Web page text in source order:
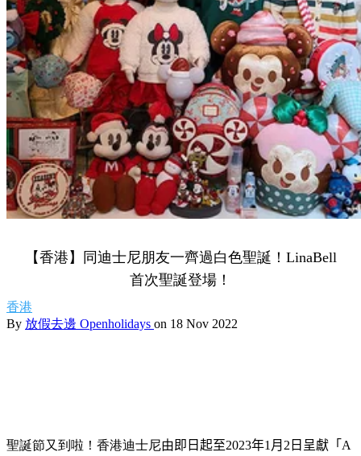
【香港】同迪士尼朋友一齊過白色聖誕！LinaBell
首次聖誕登場！
香港
By 放假去邊 Openholidays on 18 Nov 2022
聖誕節又到啦！香港迪士尼由即日起至2023年1 月 2 日呈獻「 A